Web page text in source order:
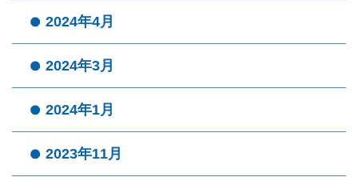
2024年4月
2024年3月
2024年1月
2023年11月